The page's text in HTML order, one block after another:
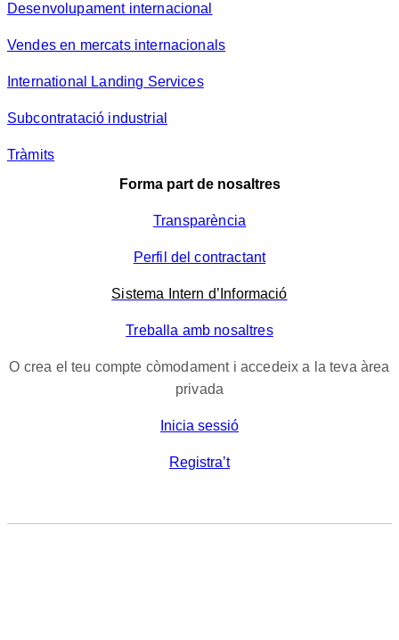
Desenvolupament internacional
Vendes en mercats internacionals
International Landing Services
Subcontratació industrial
Tràmits
Forma part de nosaltres
Transparència
Perfil del contractant
Sistema Intern d’Informació
Treballa amb nosaltres
O crea el teu compte còmodament i accedeix a la teva àrea
privada
Inicia sessió
Registra’t